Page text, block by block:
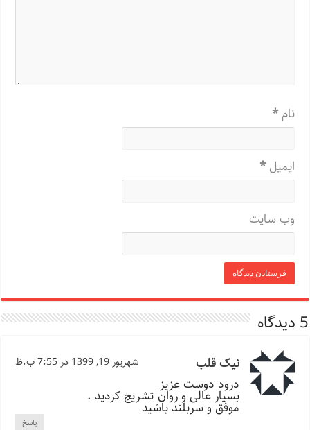
نام*
ایمیل*
وب‌ سایت
5 دیدگاه
نیک قلب شهریور 19, 1399 در 7:55 ب.ظ
درود دوست عزیز
بسیار عالی و روان تشریج کردید .
موفق و سربلند باشید
پاسخ